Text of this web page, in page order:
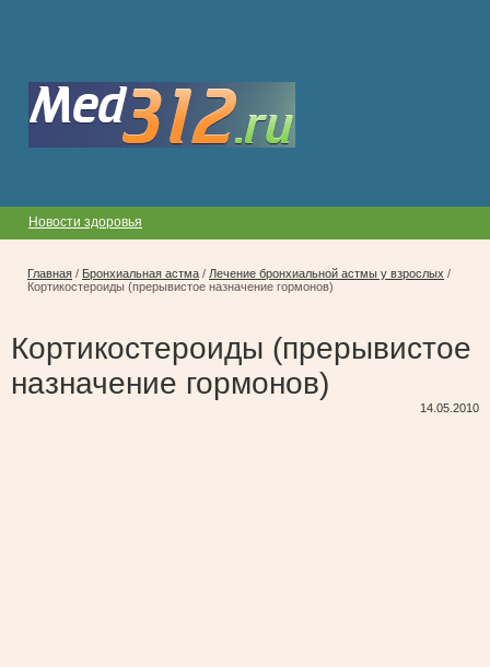
Новости здоровья
Главная / Бронхиальная астма / Лечение бронхиальной астмы у взрослых /
Кортикостероиды (прерывистое назначение гормонов)
Кортикостероиды (прерывистое
назначение гормонов)
14.05.2010